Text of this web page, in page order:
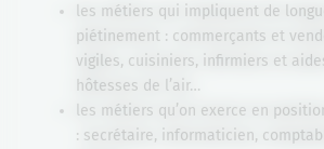
les métiers qui impliquent de
piétinement : commerçants et
vigiles, cuisiniers, infirmiers et
hôtesses de l’air…
les métiers qu’on exerce en
: secrétaire, informaticien,